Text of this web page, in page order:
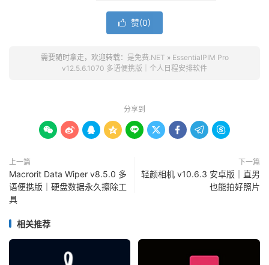
 赞(0)
需要随时拿走，欢迎转载： 是免费.NET » EssentialPIM Pro
v12.5.6.1070 多语便携版｜个人日程安排软件
分享到
        
上一篇
Macrorit Data Wiper v8.5.0 多
语便携版｜硬盘数据永久擦除工
具
下一篇
轻颜相机 v10.6.3 安卓版｜直男
也能拍好照片
相关推荐